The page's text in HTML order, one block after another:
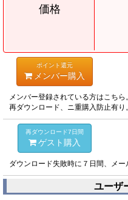
価格
ポイント還元
メンバー購入
メンバー登録されている方はこちら。
再ダウンロード、ニ重購入防止有
再ダウンロード7日間
ゲスト購入
ダウンロード失敗時に７日間、メー
ユーザ